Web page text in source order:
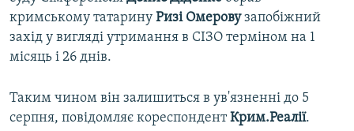
Усі сайти RFE/RL
кримському татарину Ризі Омеровузапобіжний
захід у вигляді утримання в СІЗО терміном на 1
місяць і 26 днів.
Таким чином він залишиться в ув'язненні до 5
серпня, повідомляє кореспондентКрим.Реалії.